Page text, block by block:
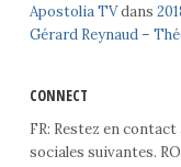
Apostolia TVdans
Gérard Reynaud –
CONNECT
FR: Restez en
sociales suivantes. RO: Conectați-vă cu noi prin următoarele